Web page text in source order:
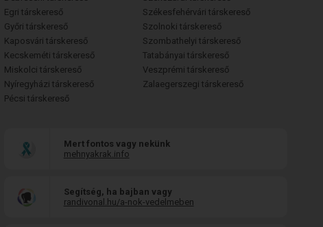
Egri társkereső
Győri társkereső
Kaposvári társkereső
Kecskeméti társkereső
Miskolci társkereső
Nyíregyházi társkereső
Pécsi társkereső
Székesfehérvári társkereső
Szolnoki társkereső
Szombathelyi társkereső
Tatabányai társkereső
Veszprémi társkereső
Zalaegerszegi társkereső
Mert fontos vagy nekünk
mehnyakrak.info
Segítség, ha bajban vagy
randivonal.hu/a-nok-vedelmeben